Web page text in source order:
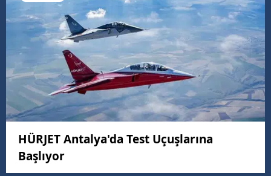
HÜRJET Antalya'da Test Uçuşlarına
Başlıyor